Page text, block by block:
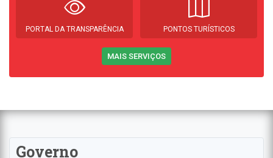
PORTAL DA TRANSPARÊNCIA PONTOS TURÍSTICOS
MAIS SERVIÇOS
Governo